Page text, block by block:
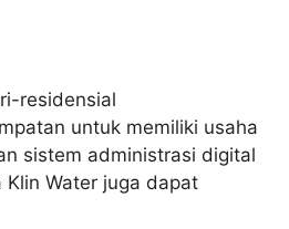
untuk memiliki usaha
sistem administrasi digital
Water juga dapat